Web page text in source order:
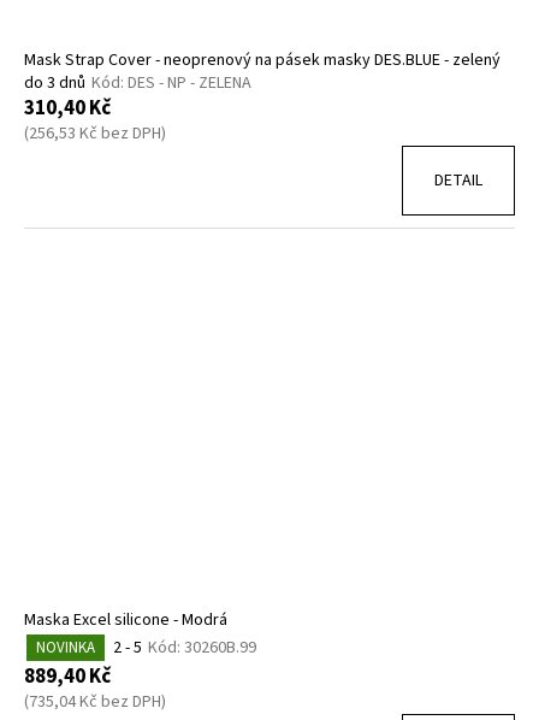
Mask Strap Cover - neoprenový na pásek masky DES.BLUE - zelený
do 3 dnů Kód: DES - NP - ZELENA
310,40 Kč
(256,53 Kč bez DPH)
DETAIL
Maska Excel silicone - Modrá
NOVINKA 2 - 5 Kód: 30260B.99
889,40 Kč
(735,04 Kč bez DPH)